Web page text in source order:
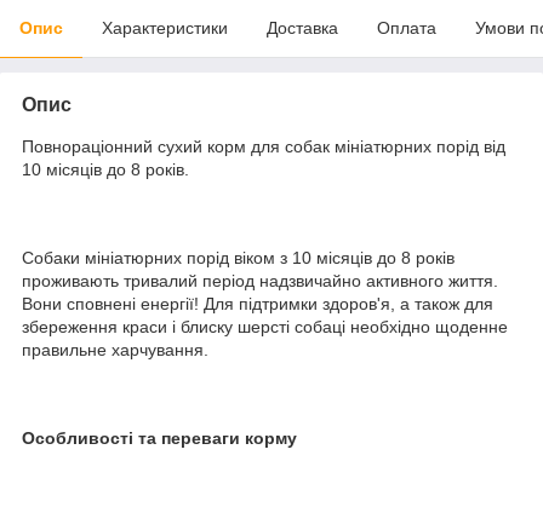
Опис Характеристики Доставка Оплата Умови
Опис
Повнораціонний сухий корм для собак мініатюрних порід від
10 місяців до 8 років.
Собаки мініатюрних порід віком з 10 місяців до 8 років
проживають тривалий період надзвичайно активного життя.
Вони сповнені енергії! Для підтримки здоров'я, а також для
збереження краси і блиску шерсті собаці необхідно щоденне
правильне харчування.
Особливості та переваги корму